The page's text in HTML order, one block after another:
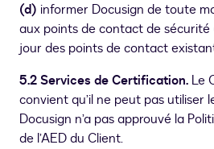
(d) informer Docusign de toute
aux points de contact de sécurité
jour des points de contact
5.2 Services de Certification. Le
convient qu’il ne peut pas utiliser
Docusign n’a pas approuvé la
de l’AED du Client.